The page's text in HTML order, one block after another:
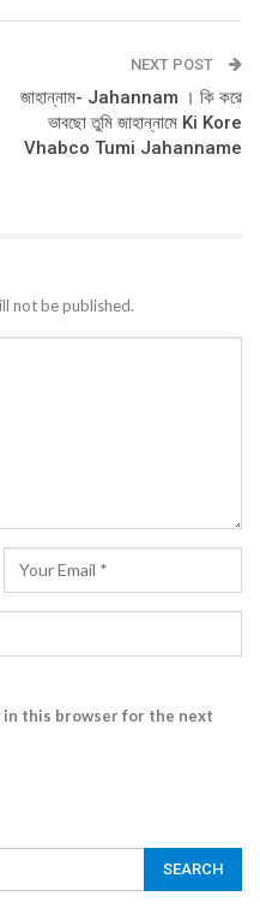
NEXT POST
জাহান্নাম- Jahannam । কি করে
ভাবছো তুমি জাহান্নামে Ki Kore
Vhabco Tumi Jahanname
not be published.
in this browser for the next